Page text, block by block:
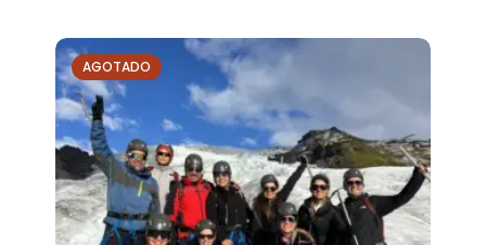
AGOTADO